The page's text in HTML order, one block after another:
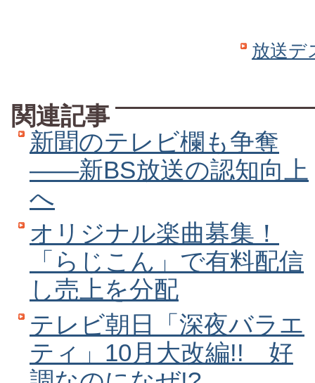
放送デ
関連記事
新聞のテレビ欄も争奪
――新BS放送の認知向上
へ
オリジナル楽曲募集！
「らじこん」で有料配信
し売上を分配
テレビ朝日「深夜バラエ
ティ」10月大改編!! 好